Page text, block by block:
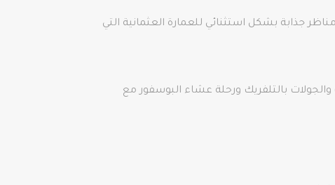
جذابة بشكل استثنائي للعمارة العثمانية التي
بالتلفريك ورحلة عشاء البوسفور مع